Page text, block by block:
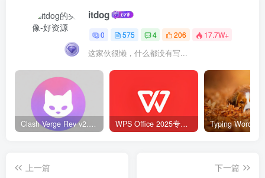
itdog
0 575 4 206 17.7W+
这家伙很懒，什么都没有写...
Clash Verge Rev v2.5.2 – 网络代理工具 WPS Office 2025专业版 v12.1.0.23542 v2 永久激活版
上一篇
下一篇